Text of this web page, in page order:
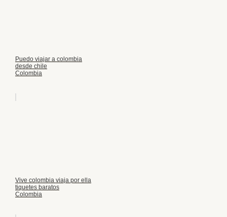
Puedo viajar a colombia
desde chile
Colombia
Vive colombia viaja por ella
tiquetes baratos
Colombia